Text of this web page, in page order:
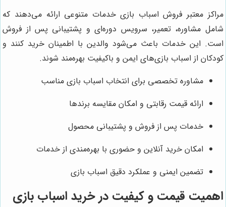
مراکز معتبر فروش اسباب بازی خدمات متنوعی ارائه می‌دهند که
شامل مشاوره، تعمیر، سرویس دوره‌ای و پشتیبانی پس از فروش
است. این خدمات باعث می‌شود والدین با اطمینان خرید کنند و
کودکان از اسباب بازی‌های ایمن و باکیفیت بهره‌مند شوند.
مشاوره تخصصی برای انتخاب اسباب بازی مناسب
ارائه قیمت رقابتی و امکان مقایسه برندها
خدمات پس از فروش و پشتیبانی محصول
امکان خرید آنلاین و حضوری با بهره‌مندی از خدمات
تضمین ایمنی و عملکرد دقیق اسباب بازی
اهمیت قیمت و کیفیت در خرید اسباب بازی